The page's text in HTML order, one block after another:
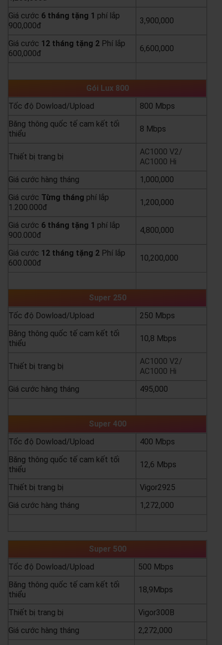
Giá cước 6 tháng tặng 1 phí lắp
900,000đ
3,900,000
Giá cước 12 tháng tặng 2 Phí lắp
600,000đ
6,600,000
Gói Lux 800
Tốc độ Dowload/Upload
800 Mbps
Băng thông quốc tế cam kết tối
thiểu
8 Mbps
Thiết bị trang bị
AC1000 V2/
AC1000 Hi
Giá cước hàng tháng
1,000,000
Giá cước Từng tháng phí lắp
1.200.000đ
1,200,000
Giá cước 6 tháng tặng 1 phí lắp
900.000đ
4,800,000
Giá cước 12 tháng tặng 2 Phí lắp
600.000đ
10,200,000
Super 250
Tốc độ Dowload/Upload
250 Mbps
Băng thông quốc tế cam kết tối
thiểu
10,8 Mbps
Thiết bị trang bị
AC1000 V2/
AC1000 Hi
Giá cước hàng tháng
495,000
Super 400
Tốc độ Dowload/Upload
400 Mbps
Băng thông quốc tế cam kết tối
thiểu
12,6 Mbps
Thiết bị trang bị
Vigor2925
Giá cước hàng tháng
1,272,000
Super 500
Tốc độ Dowload/Upload
500 Mbps
Băng thông quốc tế cam kết tối
thiểu
18,9Mbps
Thiết bị trang bị
Vigor300B
Giá cước hàng tháng
2,272,000